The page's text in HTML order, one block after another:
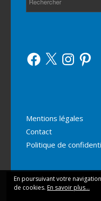
Facebook
X Instagram
Mentions légales
Contact
Politique de
Ce site utilise des
vous
En poursuivant votre
de cookies. En savoir plus...